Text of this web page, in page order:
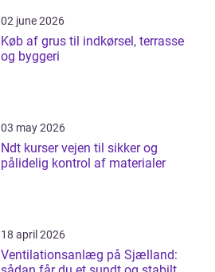
02 june 2026
Køb af grus til indkørsel, terrasse
og byggeri
03 may 2026
Ndt kurser vejen til sikker og
pålidelig kontrol af materialer
18 april 2026
Ventilationsanlæg på Sjælland: